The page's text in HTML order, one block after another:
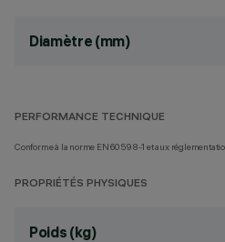
Diamètre (mm)
PERFORMANCE TECHNIQUE
Conforme à la norme EN60598-1 et aux
PROPRIÉTÉS PHYSIQUES
Poids (kg)